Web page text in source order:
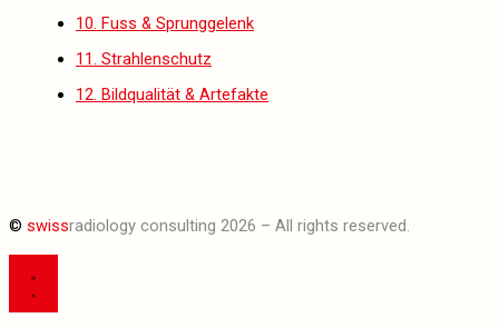
10. Fuss & Sprunggelenk
11. Strahlenschutz
12. Bildqualität & Artefakte
© swissradiology consulting 2026 – All rights reserved.